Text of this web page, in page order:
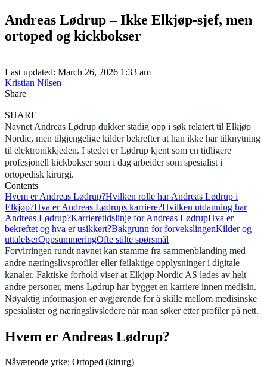
Andreas Lødrup – Ikke Elkjøp-sjef, men
ortoped og kickbokser
Last updated: March 26, 2026 1:33 am
Kristian Nilsen
Share
SHARE
Navnet Andreas Lødrup dukker stadig opp i søk relatert til Elkjøp
Nordic, men tilgjengelige kilder bekrefter at han ikke har tilknytning
til elektronikkjeden. I stedet er Lødrup kjent som en tidligere
profesjonell kickbokser som i dag arbeider som spesialist i
ortopedisk kirurgi.
Contents
Hvem er Andreas Lødrup?Hvilken rolle har Andreas Lødrup i
Elkjøp?Hva er Andreas Lødrups karriere?Hvilken utdanning har
Andreas Lødrup?Karrieretidslinje for Andreas LødrupHva er
bekreftet og hva er usikkert?Bakgrunn for forvekslingenKilder og
uttalelserOppsummeringOfte stilte spørsmål
Forvirringen rundt navnet kan stamme fra sammenblanding med
andre næringslivsprofiler eller feilaktige opplysninger i digitale
kanaler. Faktiske forhold viser at Elkjøp Nordic AS ledes av helt
andre personer, mens Lødrup har bygget en karriere innen medisin.
Nøyaktig informasjon er avgjørende for å skille mellom medisinske
spesialister og næringslivsledere når man søker etter profiler på nett.
Hvem er Andreas Lødrup?
Nåværende yrke: Ortoped (kirurg)